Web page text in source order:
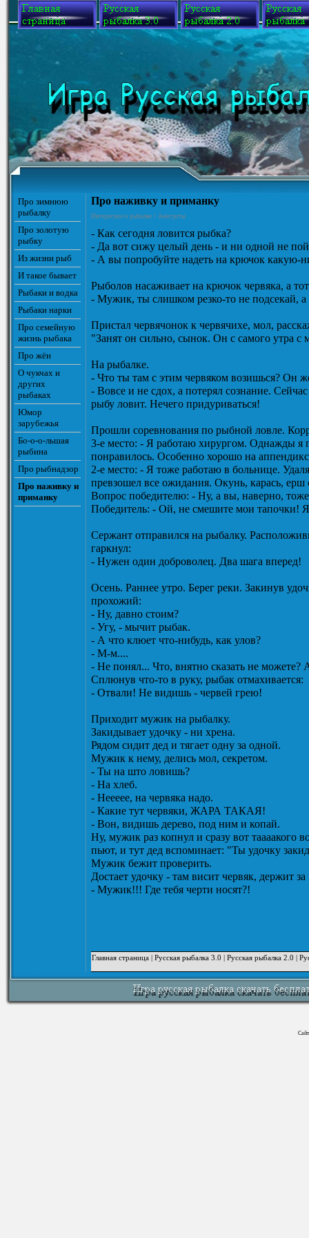
Про наживку и приманку
Интересное о рыбалке > Анегдоты
- Как сегодня ловится рыбка?
- Да вот сижу целый день - и ни одной не
- А вы попробуйте надеть на крючок какую-
Рыболов насаживает на крючок червяка, а
- Мужик, ты слишком резко-то не подсекай,
Пристал червячонок к червячихе, мол,
"Занят он сильно, сынок. Он с самого
На рыбалке.
- Что ты там с этим червяком возишься? Он
- Вовсе и не сдох, а потерял сознание.
рыбу ловит. Нечего придуриваться!
Прошли соревнования по рыбной ловле.
3-е место: - Я работаю хирургом. Однажды я
понравилось. Особенно хорошо на
2-е место: - Я тоже работаю в больнице.
превзошел все ожидания. Окунь, карась,
Вопрос победителю: - Ну, а вы, наверно, тоже
Победитель: - Ой, не смешите мои тапочки!
Сержант отправился на рыбалку.
гаркнул:
- Нужен один доброволец. Два шага вперед!
Осень. Pаннее утpо. Беpег pеки. Закинув
пpохожий:
- Hу, давно стоим?
- Угу, - мычит pыбак.
- А что клюет что-нибудь, как улов?
- M-м....
- Hе понял... Что, внятно сказать не можете?
Сплюнув что-то в pуку, pыбак отмахивается:
- Отвали! Hе видишь - чеpвей гpею!
Приходит мужик на рыбалку.
Закидывает удочку - ни хрена.
Рядом сидит дед и тягает одну за одной.
Мужик к нему, делись мол, секретом.
- Ты на што ловишь?
- На хлеб.
- Неееее, на червяка надо.
- Какие тут червяки, ЖАРА ТАКАЯ!
- Вон, видишь дерево, под ним и копай.
Ну, мужик раз копнул и сразу вот таааакого
пьют, и тут дед вспоминает: "Ты удочку
Мужик бежит проверить.
Достает удочку - там висит червяк, держит за
- Мужик!!! Где тебя черти носят?!
Главная страница | Русская рыбалка 3.0 | Русская рыбалка 2.0 |
Про зимнюю
рыбалку
Про золотую
рыбку
Из жизни рыб
И такое бывает
Рыбаки и водка
Рыбаки нарки
Про семейную
жизнь рыбака
Про жён
О чукчах и
других
рыбаках
Юмор
зарубежья
Бо-о-о-льшая
рыбина
Про рыбнадзор
Про наживку и
приманку